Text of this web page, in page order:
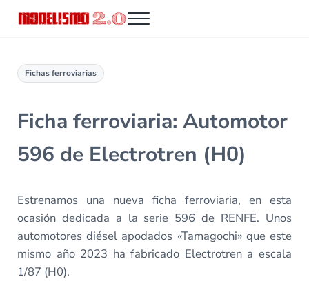
Menu
Fichas ferroviarias
Ficha ferroviaria: Automotor
596 de Electrotren (H0)
Estrenamos una nueva ficha ferroviaria, en esta
ocasión dedicada a la serie 596 de RENFE. Unos
automotores diésel apodados «Tamagochi» que este
mismo año 2023 ha fabricado Electrotren a escala
1/87 (H0).